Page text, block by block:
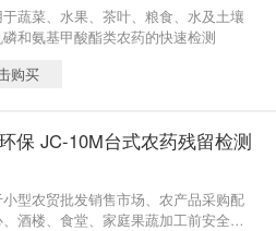
于蔬菜、水果、茶叶、粮食、水及土壤
和氨基甲酸酯类农药的快速检测
购买
保 JC-10M台式农药残留检测
型农贸批发销售市场、农产品采购配
酒楼、食堂、家庭果蔬加工前安全检